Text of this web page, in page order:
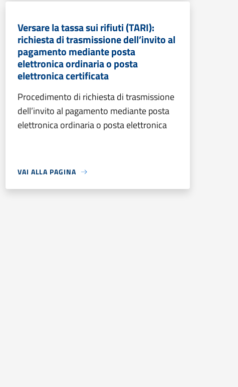
Versare la tassa sui rifiuti (TARI):
richiesta di trasmissione dell’invito al
pagamento mediante posta
elettronica ordinaria o posta
elettronica certificata
Procedimento di richiesta di trasmissione
dell’invito al pagamento mediante posta
elettronica ordinaria o posta elettronica
VAI ALLA PAGINA